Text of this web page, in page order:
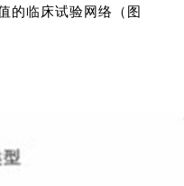
的临床试验网络（图